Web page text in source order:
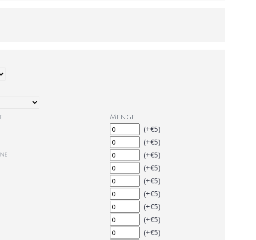
Menge
(+€5)
(+€5)
(+€5)
(+€5)
(+€5)
(+€5)
(+€5)
(+€5)
(+€5)